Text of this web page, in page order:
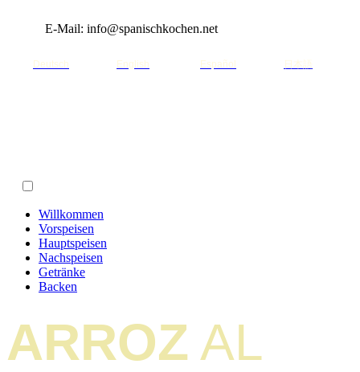
E-Mail: info@spanischkochen.net
Deutsch English Español 日本語
Willkommen
Vorspeisen
Hauptspeisen
Nachspeisen
Getränke
Backen
ARROZ AL